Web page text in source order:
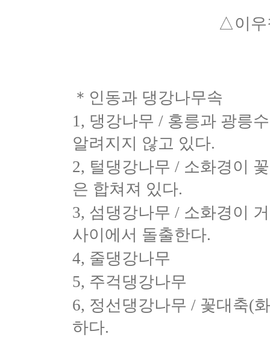
△이우
＊인동과 댕강나무속
1, 댕강나무 / 홍릉과 광릉
알려지지 않고 있다.
2, 털댕강나무 / 소화경이
은 합쳐져 있다.
3, 섬댕강나무 / 소화경이
사이에서 돌출한다.
4, 줄댕강나무
5, 주걱댕강나무
6, 정선댕강나무 / 꽃대축(
하다.